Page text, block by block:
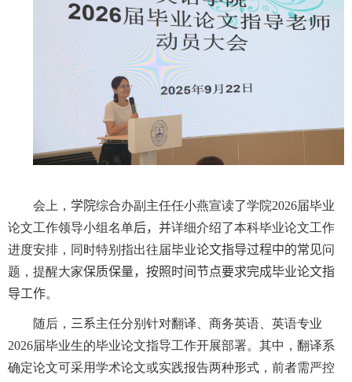
会上， 学院综合办副主任任小燕宣读了学院2026届毕业
论文工作领导小组名单后，并详细介绍了本科毕业论文工作
进度安排，同时特别指出往届毕业论文指导过程中的常见问
题，提醒大家保质保量，按照时间节点要求完成毕业论文指
导工作。
随后， 三系主任分别针对翻译、商务英语、英语专业
2026届毕业生的毕业论文指导工作开展部署。其中，翻译系
确定论文可采用学术论文或实践报告两种形式，前者需严控